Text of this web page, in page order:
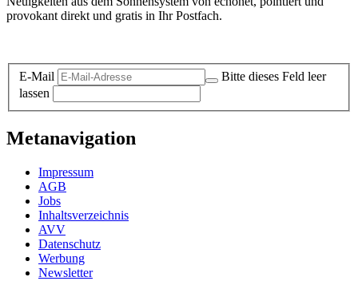
provokant direkt und gratis in Ihr Postfach.
E-Mail
Bitte dieses Feld leer
lassen
Metanavigation
Impressum
AGB
Jobs
Inhaltsverzeichnis
AVV
Datenschutz
Werbung
Newsletter